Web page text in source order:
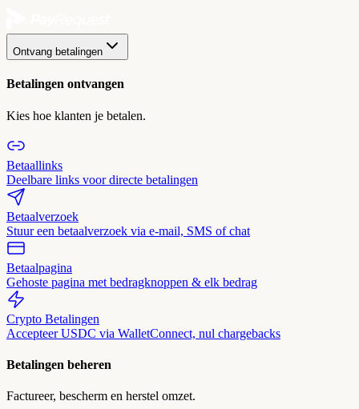
Ontvang betalingen
Betalingen ontvangen
Kies hoe klanten je betalen.
Betaallinks
Deelbare links voor directe betalingen
Betaalverzoek
Stuur een betaalverzoek via e-mail, SMS of chat
Betaalpagina
Gehoste pagina met bedragknoppen & elk bedrag
Crypto Betalingen
Accepteer USDC via WalletConnect, nul chargebacks
Betalingen beheren
Factureer, bescherm en herstel omzet.